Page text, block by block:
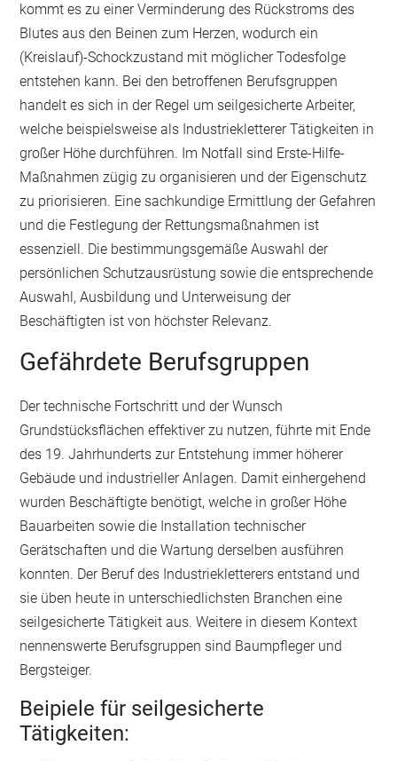
kommt es zu einer Verminderung des Rückstroms des
Blutes aus den Beinen zum Herzen, wodurch ein
(Kreislauf)-Schockzustand mit möglicher Todesfolge
entstehen kann. Bei den betroffenen Berufsgruppen
handelt es sich in der Regel um seilgesicherte Arbeiter,
welche beispielsweise als Industriekletterer Tätigkeiten in
großer Höhe durchführen. Im Notfall sind Erste-Hilfe-
Maßnahmen zügig zu organisieren und der Eigenschutz
zu priorisieren. Eine sachkundige Ermittlung der Gefahren
und die Festlegung der Rettungsmaßnahmen ist
essenziell. Die bestimmungsgemäße Auswahl der
persönlichen Schutzausrüstung sowie die entsprechende
Auswahl, Ausbildung und Unterweisung der
Beschäftigten ist von höchster Relevanz.
Gefährdete Berufsgruppen
Der technische Fortschritt und der Wunsch
Grundstücksflächen effektiver zu nutzen, führte mit Ende
des 19. Jahrhunderts zur Entstehung immer höherer
Gebäude und industrieller Anlagen. Damit einhergehend
wurden Beschäftigte benötigt, welche in großer Höhe
Bauarbeiten sowie die Installation technischer
Gerätschaften und die Wartung derselben ausführen
konnten. Der Beruf des Industriekletterers entstand und
sie üben heute in unterschiedlichsten Branchen eine
seilgesicherte Tätigkeit aus. Weitere in diesem Kontext
nennenswerte Berufsgruppen sind Baumpfleger und
Bergsteiger.
Beipiele für seilgesicherte
Tätigkeiten: